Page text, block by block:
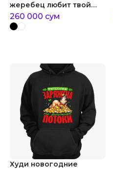
жеребец любит твой
холодец
260 000 сум
Худи новогодние